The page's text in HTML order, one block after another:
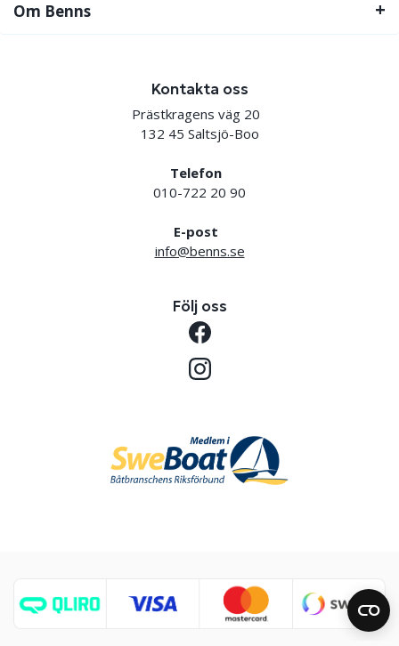
Om Benns
Kontakta oss
Prästkragens väg 20
132 45 Saltsjö-Boo
Telefon
010-722 20 90
E-post
info@benns.se
Följ oss